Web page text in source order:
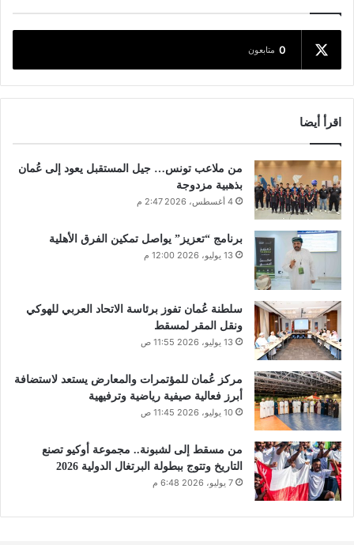
0 متابعون
اقرأ أيضا
من ملاعب تونس… جيل المستقبل يعود إلى عُمان
بذهبية مزدوجة
4 أغسطس، 2026 2:47 م
برنامج “تعزيز” يواصل تمكين الفرق الأهلية
13 يوليو، 2026 12:00 م
سلطنة عُمان تفوز برئاسة الاتحاد العربي للهوكي
ونقل المقر لمسقط
13 يوليو، 2026 11:55 ص
مركز عُمان للمؤتمرات والمعارض يستعد لاستضافة
أبرز فعالية صيفية رياضية وترفيهية
10 يوليو، 2026 11:45 ص
من مسقط إلى لشبونة.. مجموعة أوكيو تصنع
التاريخ وتتوج ببطولة البرتغال الدولية 2026
7 يوليو، 2026 6:48 م